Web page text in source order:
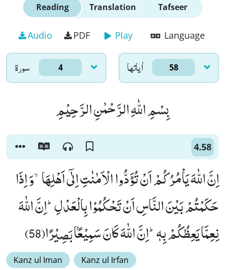
Reading Translation Tafseer
Audio PDF Play Language
سورۃ 4 اٰياتها 58
بِسْمِ اللّٰهِ الرَّحْمٰنِ الرَّحِیْمِ
4.58
اِنَّ اللّٰهَ یَاْمُرُكُمْ اَنْ تُؤَدُّوا الْاَمٰنٰتِ اِلٰۤى اَهْلِهَاۙ-وَ اِذَا
حَكَمْتُمْ بَیْنَ النَّاسِ اَنْ تَحْكُمُوْا بِالْعَدْلِؕ-اِنَّ اللّٰهَ
نِعِمَّا یَعِظُكُمْ بِهٖؕ-اِنَّ اللّٰهَ كَانَ سَمِیْعًۢا بَصِیْرًا(58)
Kanz ul Iman Kanz ul Irfan